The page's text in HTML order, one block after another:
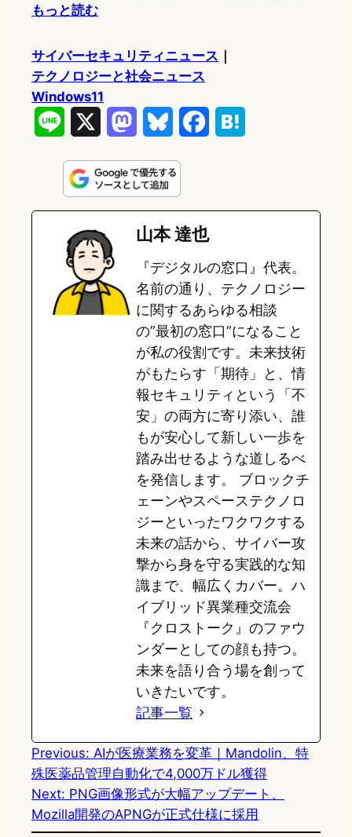
もっと読む
サイバーセキュリティニュース
テクノロジーと社会ニュース
Windows11
n
e
s
t
o
o
n
u
e
s
k
e
b
o
o
k
e
a
山本 達也
『デジタルの窓口』代表。
名前の通り、テクノロジー
に関するあらゆる相談
の”最初の窓口”になること
が私の役割です。未来技術
がもたらす「期待」と、情
報セキュリティという「不
安」の両方に寄り添い、誰
もが安心して新しい一歩を
踏み出せるような道しるべ
を発信します。 ブロックチ
ェーンやスペーステクノロ
ジーといったワクワクする
未来の話から、サイバー攻
撃から身を守る実践的な知
識まで、幅広くカバー。ハ
イブリッド異業種交流会
『クロストーク』のファウ
ンダーとしての顔も持つ。
未来を語り合う場を創って
いきたいです。
記事一覧
Previous: AIが医療業務を変革｜Mandolin、特
殊医薬品管理自動化で4,000万ドル獲得
Next: PNG画像形式が大幅アップデート、
Mozilla開発のAPNGが正式仕様に採用